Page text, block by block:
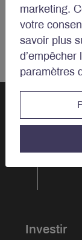
marketing.
votre
savoir plus
paramètres
Investir